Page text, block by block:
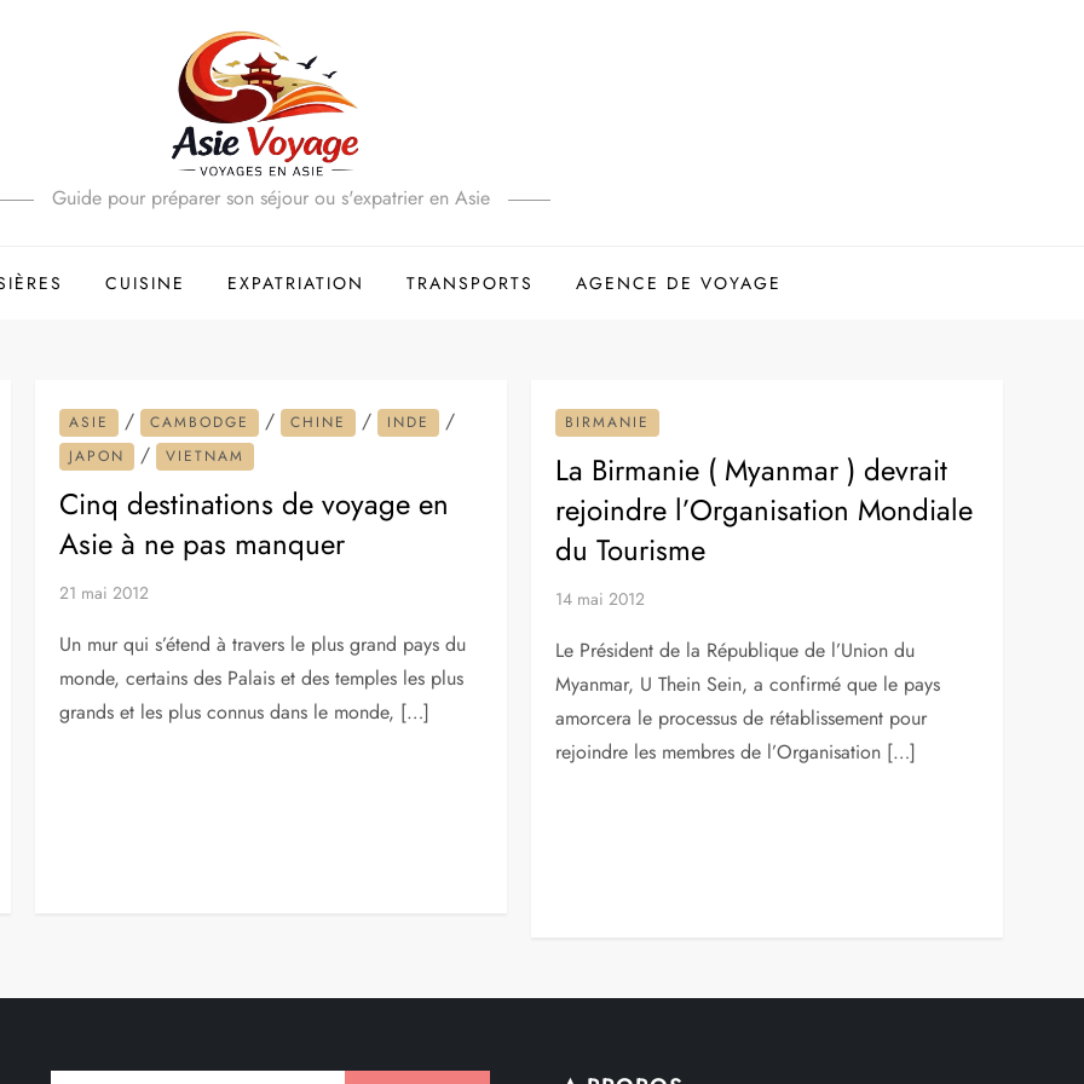
Guide pour préparer son séjour ou s'expatrier en Asie
CUISINE EXPATRIATION TRANSPORTS AGENCE DE VOYAGE
ASIE / CAMBODGE / CHINE / INDE /
JAPON / VIETNAM
Cinq destinations de voyage en
Asie à ne pas manquer
21 mai 2012
Un mur qui s’étend à travers le plus grand pays du
monde, certains des Palais et des temples les plus
grands et les plus connus dans le monde, […]
BIRMANIE
La Birmanie ( Myanmar ) devrait
rejoindre l’Organisation Mondiale
du Tourisme
14 mai 2012
Le Président de la République de l’Union du
Myanmar, U Thein Sein, a confirmé que le pays
amorcera le processus de rétablissement pour
rejoindre les membres de l’Organisation […]